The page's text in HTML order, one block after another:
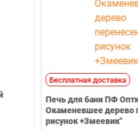
Бесплатная доставка
Печь для бани ПФ Оптима
Окаменевшее дерево
рисунок +Змеевик"